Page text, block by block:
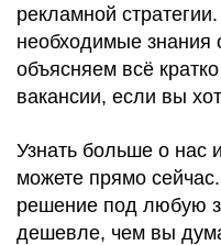
рекламной
необходимые
объясняем всё
вакансии, если вы
Узнать больше о нас
можете прямо
решение под любую
дешевле, чем вы